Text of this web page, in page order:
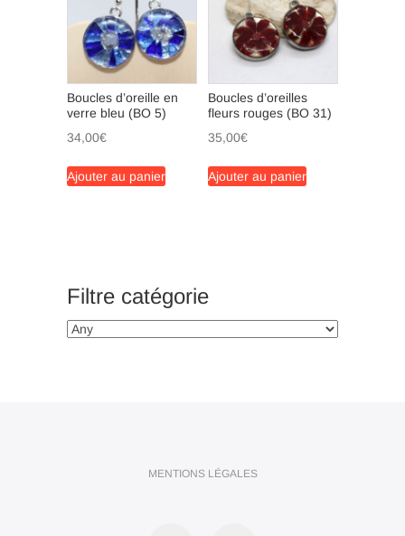
Boucles d’oreille en
verre bleu (BO 5)
34,00€
Ajouter au panier
Boucles d’oreilles
fleurs rouges (BO 31)
35,00€
Ajouter au panier
Filtre catégorie
MENTIONS LÉGALES